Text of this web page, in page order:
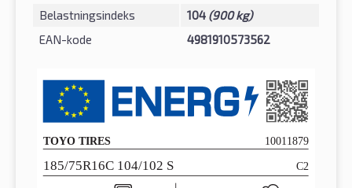
Belastningsindeks
104 (900 kg)
EAN-kode
4981910573562